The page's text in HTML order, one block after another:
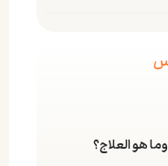
هو العلاج؟